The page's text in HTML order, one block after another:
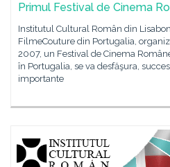
Primul Festival de Cinema
Institutul Cultural Român din
FilmeCouture din Portugalia,
2007, un Festival de Cinema
în Portugalia, se va desfăşura,
importante